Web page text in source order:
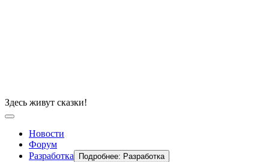
Здесь живут сказки!
Новости
Форум
Разработка
Подробнее: Разработка